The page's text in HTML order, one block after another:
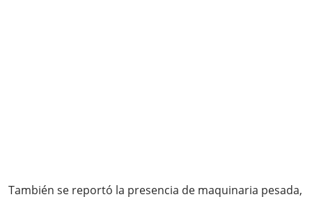
También se reportó la presencia de maquinaria pesada,